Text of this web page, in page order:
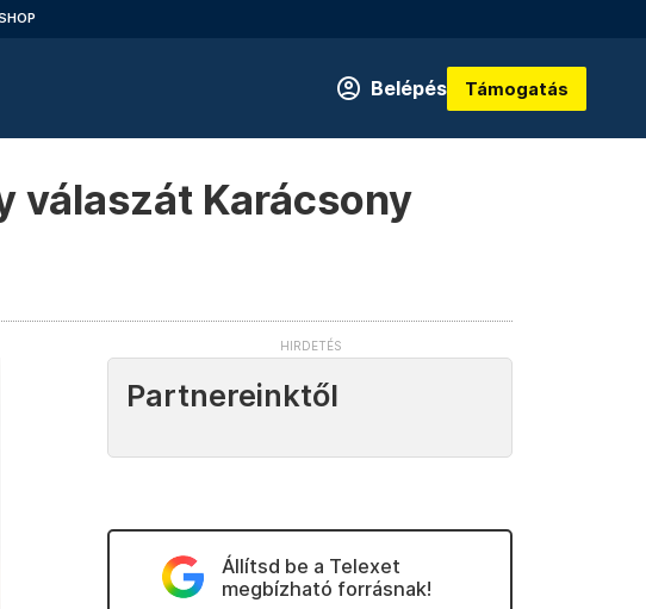
Belépés Támogatás
válaszát Karácsony
Partnereinktől
Állítsd be a Telexet
megbízható forrásnak!